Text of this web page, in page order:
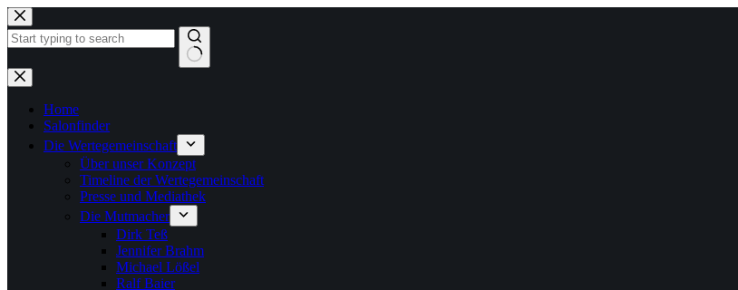
Zum
Inhalt
springen
Keine
Ergebnisse
Home
Salonfinder
Die Wertegemeinschaft
Über unser Konzept
Timeline der Wertegemeinschaft
Presse und Mediathek
Die Mutmacher
Dirk Teß
Jennifer Brahm
Michael Lößel
Ralf Baier